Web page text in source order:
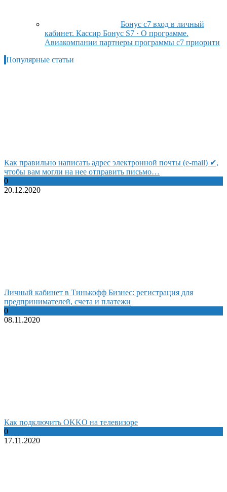
Бонус с7 вход в личный
кабинет. Кассир Бонус S7 · О программе.
Авиакомпании партнеры программы с7 приорити
Популярные статьи
Как правильно написать адрес электронной почты (e-mail) ✔,
чтобы вам могли на нее отправить письмо…
0
20.12.2020
Личный кабинет в Тинькофф Бизнес: регистрация для
предпринимателей, счета и платежи
0
08.11.2020
Как подключить OKKO на телевизоре
0
17.11.2020